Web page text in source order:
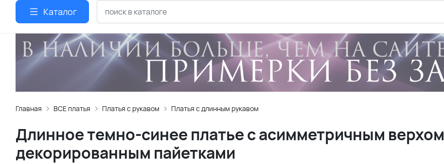
Каталог
Главная ВСЕ платья Платья с рукавом Платья с длинным рукавом
Длинное темно-синее платье с асимметричным
декорированным пайетками